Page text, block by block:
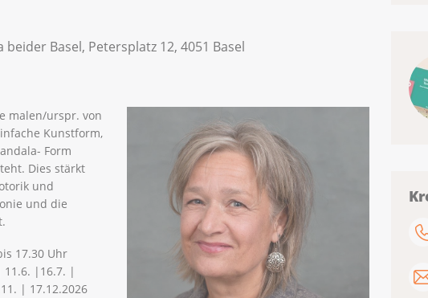
beider Basel, Petersplatz 12, 4051 Basel
malen/urspr. von
Kunstform,
Form
Dies stärkt
und
und die
17.30 Uhr
|16.7. |
| 17.12.2026